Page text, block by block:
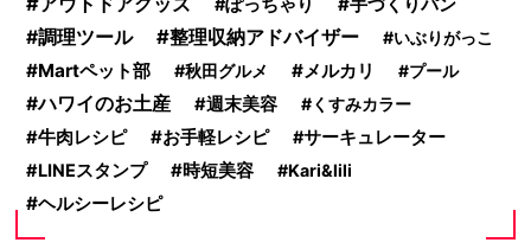
ぽっちゃり
調理ツール
整理収納アドバイザー いぶりがっこ
Martペット部 秋田グルメ メルカリ プール
ハワイのお土産 週末美容 くすみカラー
牛肉レシピ お手軽レシピ
サーキュレーター
LINEスタンプ
時短美容 Kari&lili
ヘルシーレシピ